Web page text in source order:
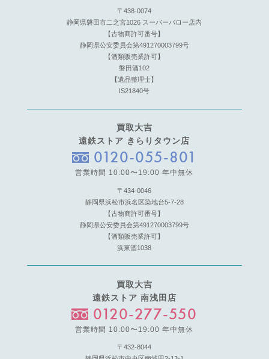
〒438-0074
静岡県磐田市二之宮1026 スーパーバロー店内
【古物商許可番号】
静岡県公安委員会第491270003799号
【酒類販売業許可】
磐田酒102
【遺品整理士】
IS21840号
買取大吉
遠鉄ストア きらりタウン店
0120-055-801
営業時間 10:00〜19:00 年中無休
〒434-0046
静岡県浜松市浜名区染地台5-7-28
【古物商許可番号】
静岡県公安委員会第491270003799号
【酒類販売業許可】
浜東酒1038
買取大吉
遠鉄ストア 南浅田店
0120-277-550
営業時間 10:00〜19:00 年中無休
〒432-8044